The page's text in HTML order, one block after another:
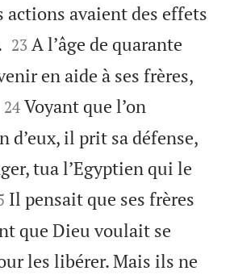
actions avaient des effets


23 A l’âge de quarante
en aide à ses frères,


24 Voyant que l’on
d’eux, il prit sa défense,
tua l’Egyptien qui le
Il pensait que ses frères
que Dieu voulait se
les libérer. Mais ils ne